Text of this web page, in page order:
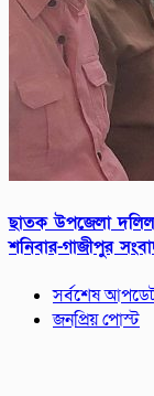
ছাতক উপজেলা দলিল
শনিবার-গাজীপুর
সর্বশেষ
জনপ্রিয় পোস্ট